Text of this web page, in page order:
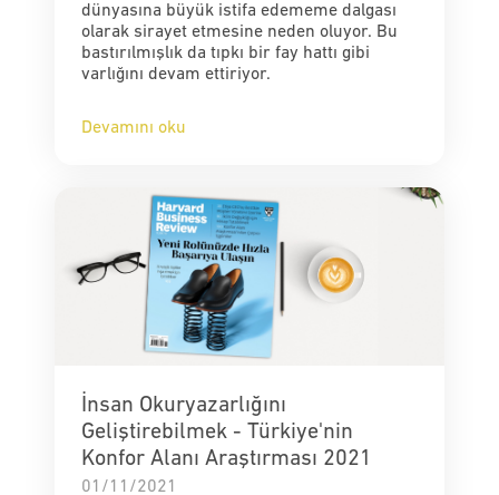
dünyasına büyük istifa edememe dalgası
olarak sirayet etmesine neden oluyor. Bu
bastırılmışlık da tıpkı bir fay hattı gibi
varlığını devam ettiriyor.
Devamını oku
İnsan Okuryazarlığını
Geliştirebilmek - Türkiye'nin
Konfor Alanı Araştırması 2021
01/11/2021